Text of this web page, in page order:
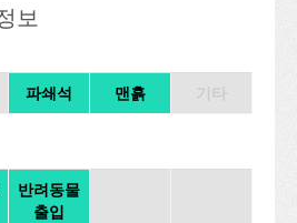
보
파쇄석 맨흙
반려동물
출입